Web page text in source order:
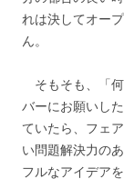
れは決してオー
ん。
そもそも、「何
バーにお願いし
ていたら、フェ
い問題解決力の
フルなアイデア